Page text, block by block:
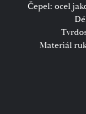
Čepel: ocel
Materiál